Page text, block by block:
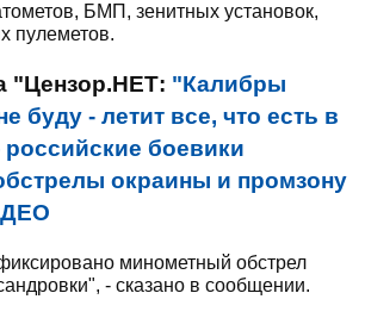
БМП, зенитных установок,
пулеметов.
"Цензор.НЕТ: "Калибры
буду - летит все, что есть в
российские боевики
окраины и промзону
минометный обстрел
- сказано в сообщении.